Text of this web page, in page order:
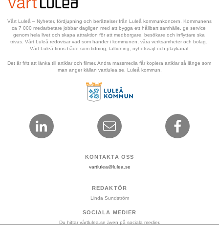
Vårt Luleå – Nyheter, fördjupning och berättelser från Luleå kommunkoncern. Kommunens
ca 7 000 medarbetare jobbar dagligen med att bygga ett hållbart samhälle, ge service
genom hela livet och skapa attraktion för att medborgare, besökare och inflyttare ska
trivas. Vårt Luleå redovisar vad som händer i kommunen, våra verksamheter och bolag.
Vårt Luleå finns både som tidning, taltidning, nyhetssajt och playkanal.
Det är fritt att länka till artiklar och filmer. Andra massmedia får kopiera artiklar så länge som
man anger källan vartlulea.se, Luleå kommun.
KONTAKTA OSS
vartlulea@lulea.se
REDAKTÖR
Linda Sundström
SOCIALA MEDIER
Du hittar vårtlulea.se även på sociala medier.